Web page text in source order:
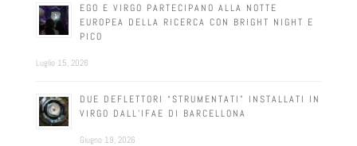
EGO E VIRGO PARTECIPANO ALLA NOTTE
EUROPEA DELLA RICERCA CON BRIGHT NIGHT E
PICO
Luglio 15, 2026
DUE DEFLETTORI “STRUMENTATI” INSTALLATI IN
VIRGO DALL’IFAE DI BARCELLONA
Giugno 19, 2026